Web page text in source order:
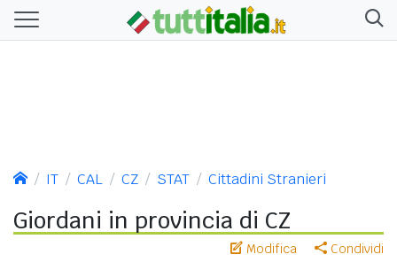
IT CAL CZ STAT Cittadini Stranieri
Giordani in provincia di CZ
Modifica Condividi